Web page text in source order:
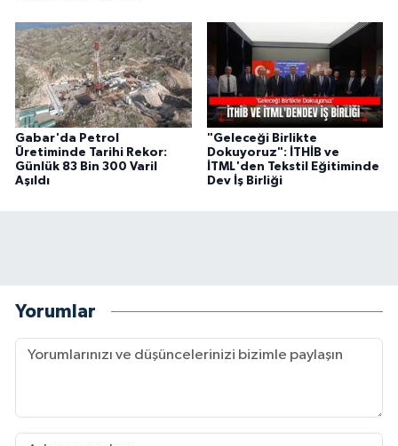
Gabar'da Petrol
Üretiminde Tarihi Rekor:
Günlük 83 Bin 300 Varil
Aşıldı
"Geleceği Birlikte
Dokuyoruz": İTHİB ve
İTML'den Tekstil Eğitiminde
Dev İş Birliği
Yorumlar